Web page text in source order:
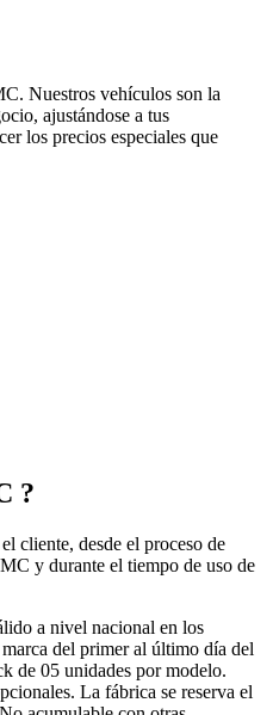
Nuestros vehículos son la
ajustándose a tus
los precios especiales que
?
cliente, desde el proceso de
y durante el tiempo de uso de
a nivel nacional en los
del primer al último día del
de 05 unidades por modelo.
La fábrica se reserva el